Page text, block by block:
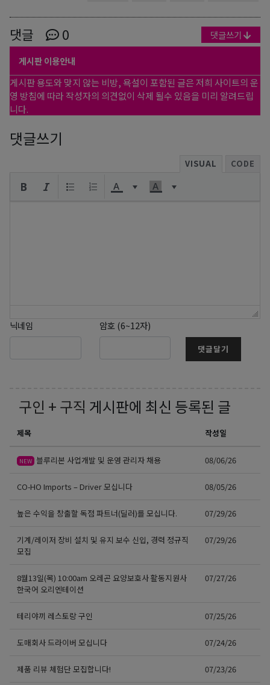
댓글 0 댓글쓰기
게시판 이용안내
게시판 용도와 맞지 않는 비방, 욕설이 포함된 글은 저희 사이트의 운
영 방침에 따라 작성자의 의견없이 삭제 될수 있음을 미리 알려드립
니다.
댓글쓰기
VISUAL CODE
닉네임 암호 (6~12자)
댓글달기
구인 + 구직 게시판에 최신 등록된 글
제목 작성일
NEW 블루리본 사업개발 및 운영 관리자 채용 08/06/26
CO-HO Imports – Driver 모십니다 08/05/26
높은 수익을 창출할 독점 파트너(딜러)를 모십니다. 07/29/26
기계/레이저 장비 설치 및 유지 보수 신입, 경력 정규직
모집
07/29/26
8월13일(목) 10:00am 오레곤 요양보호사 활동지원사
한국어 오리엔테이션
07/27/26
테리야끼 레스토랑 구인 07/25/26
도매회사 드라이버 모십니다 07/24/26
제품 리뷰 체험단 모집합니다! 07/23/26